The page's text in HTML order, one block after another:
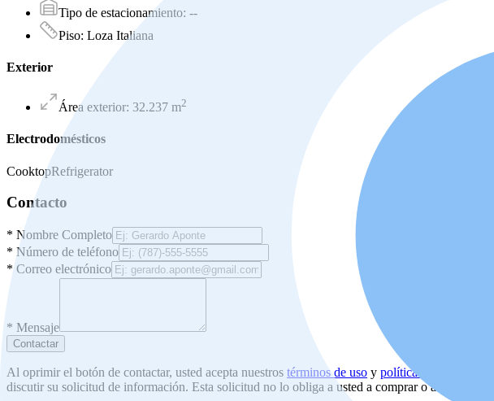
Tipo de estacionamiento: --
Piso: Loza Italiana
Exterior
Área exterior: 32.237 m2
Electrodomésticos
CooktopRefrigerator
Contacto
* Nombre Completo
* Número de teléfono
* Correo electrónico
* Mensaje
Contactar
Al oprimir el botón de contactar, usted acepta nuestros términos de uso y política de privacidad
discutir su solicitud de información. Esta solicitud no lo obliga a usted a comprar o alquilar la